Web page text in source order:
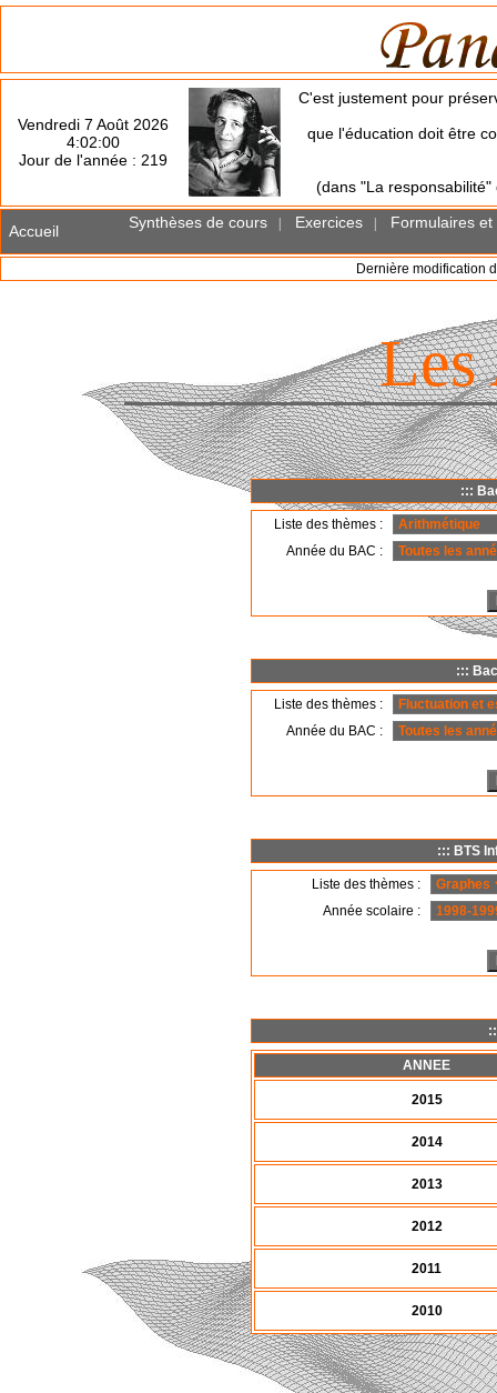
Vendredi 7 Août 2026
4:02:00
Jour de l'année : 219
C'est justement pour
que l'éducation doit être
(dans "La
Accueil Synthèses de cours Exercices Formulaires et
Dernière modification
Les
:::
Liste des thèmes :
Année du BAC :
:::
Liste des thèmes :
Année du BAC :
::: BTS
Liste des thèmes :
Année scolaire :
ANNEE
2015
2014
2013
2012
2011
2010